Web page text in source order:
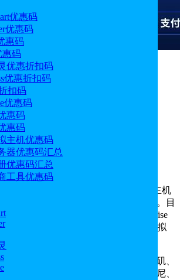
优惠码
优惠码
惠码
惠码
优惠折扣码
优惠折扣码
扣码
优惠码
惠码
惠码
主机优惠码
器优惠码汇总
优惠码汇总
工具优惠码
国主机 新加坡机房
76赞
成立于2004年，是美国一家老牌主机
洲以及亚洲等多个国家设有数据中心。目
、美国云服务器、Reseller以及Enterprise
其中，SiteGround WordPress专用型虚拟
较好，使用的用户较多。
尔布拉夫斯、阿什本、达拉斯、洛杉矶、
斯特丹、新加坡、德国法兰克福、悉尼、